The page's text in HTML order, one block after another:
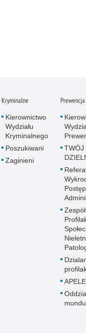
Kryminalne
Kierownictwo
Wydziału
Kryminalnego
Poszukiwani
Zaginieni
Prewencja
TWÓJ
APELE